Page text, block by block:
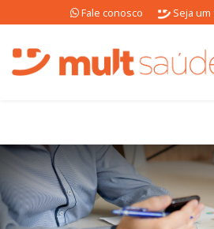
Fale conosco Seja